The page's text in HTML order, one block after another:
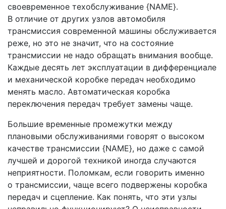
своевременное техобслуживание {NAME}.
В отличие от других узлов автомобиля
трансмиссия современной машины обслуживается
реже, но это не значит, что на состояние
трансмиссии не надо обращать внимания вообще.
Каждые десять лет эксплуатации в дифференциале
и механической коробке передач необходимо
менять масло. Автоматическая коробка
переключения передач требует замены чаще.
Большие временные промежутки между
плановыми обслуживаниями говорят о высоком
качестве трансмиссии {NAME}, но даже с самой
лучшей и дорогой техникой иногда случаются
неприятности. Поломкам, если говорить именно
о трансмиссии, чаще всего подвержены коробка
передач и сцепление. Как понять, что эти узлы